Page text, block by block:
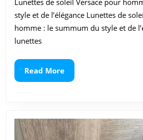
masculin
:
de
soleil
pour
style et de l’élégance Lunettes de
homme : le summum du style et de
lunettes
Read MoreRead
More